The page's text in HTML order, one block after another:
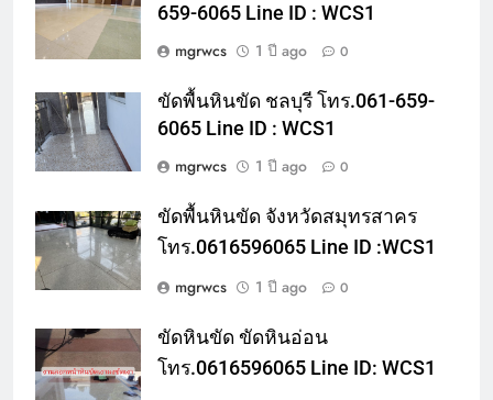
659-6065 Line ID : WCS1
mgrwcs
1 ปี ago 0
ขัดพื้นหินขัด ชลบุรี โทร.061-659-
6065 Line ID : WCS1
mgrwcs
1 ปี ago 0
ขัดพื้นหินขัด จังหวัดสมุทรสาคร
โทร.0616596065 Line ID :WCS1
mgrwcs
1 ปี ago 0
ขัดหินขัด ขัดหินอ่อน
โทร.0616596065 Line ID: WCS1